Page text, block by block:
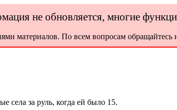
не обновляется, многие
материалов. По всем вопросам обращайтесь
села за руль, когда ей было 15.